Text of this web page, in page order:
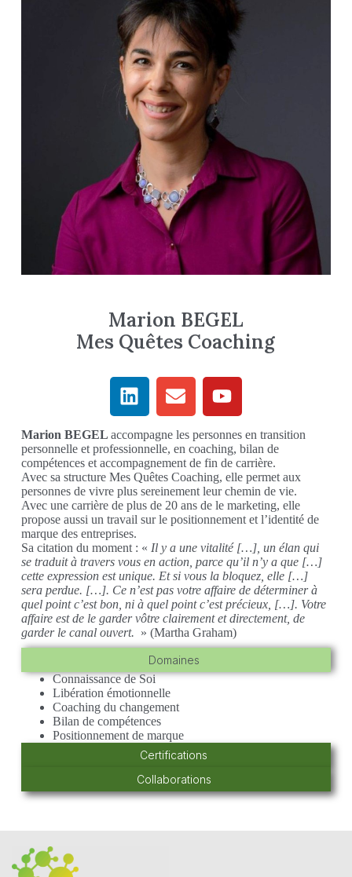
Marion BEGEL
Mes Quêtes Coaching
Marion BEGEL accompagne les personnes en transition
personnelle et professionnelle, en coaching, bilan de
compétences et accompagnement de fin de carrière.
Avec sa structure Mes Quêtes Coaching, elle permet aux
personnes de vivre plus sereinement leur chemin de vie.
Avec une carrière de plus de 20 ans de le marketing, elle
propose aussi un travail sur le positionnement et l’identité de
marque des entreprises.
Sa citation du moment : « Il y a une vitalité […], un élan qui
se traduit à travers vous en action, parce qu’il n’y a que […]
cette expression est unique. Et si vous la bloquez, elle […]
sera perdue. […]. Ce n’est pas votre affaire de déterminer à
quel point c’est bon, ni à quel point c’est précieux, […]. Votre
affaire est de le garder vôtre clairement et directement, de
garder le canal ouvert. » (Martha Graham)
Domaines
Certifications
Collaborations
Connaissance de Soi
Libération émotionnelle
Coaching du changement
Bilan de compétences
Positionnement de marque